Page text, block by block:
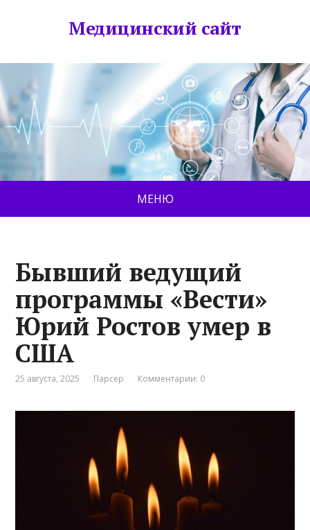
Медицинский сайт
МЕНЮ
Бывший ведущий
программы «Вести»
Юрий Ростов умер в
США
25 августа, 2025 Парсер Комментарии: 0